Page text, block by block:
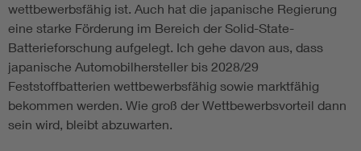
wettbewerbsfähig ist. Auch hat die japanische Regierung
eine starke Förderung im Bereich der Solid-State-
Batterieforschung aufgelegt. Ich gehe davon aus, dass
japanische Automobilhersteller bis 2028/29
Feststoffbatterien wettbewerbsfähig sowie marktfähig
bekommen werden. Wie groß der Wettbewerbsvorteil dann
sein wird, bleibt abzuwarten.